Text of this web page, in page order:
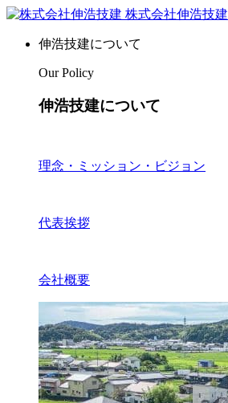
株式会社伸浩技建
伸浩技建について
Our Policy
伸浩技建について
理念・ミッション・ビジョン
代表挨拶
会社概要